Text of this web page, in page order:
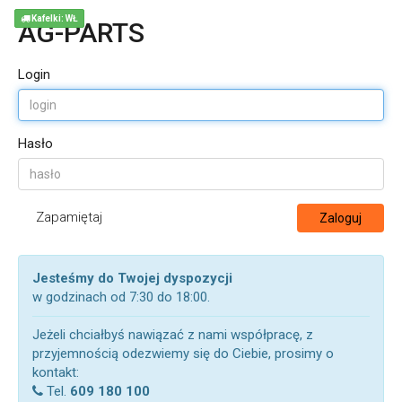
AG-PARTS
Login
Hasło
Zapamiętaj Zaloguj
Jesteśmy do Twojej dyspozycji
w godzinach od 7:30 do 18:00.
Jeżeli chciałbyś nawiązać z nami współpracę, z
przyjemnością odezwiemy się do Ciebie, prosimy o
kontakt:
Tel. 609 180 100
Kafelki: WŁ